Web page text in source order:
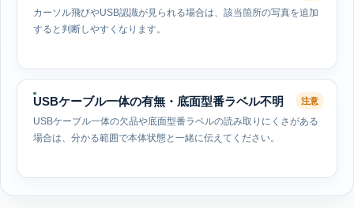
カーソル飛びやUSB認識が見られる場合は、該当箇所の写真を追加
すると判断しやすくなります。
USBケーブル一体の有無・底面型番ラベル不明 注意
USBケーブル一体の欠品や底面型番ラベルの読み取りにくさがある
場合は、分かる範囲で本体状態と一緒に伝えてください。